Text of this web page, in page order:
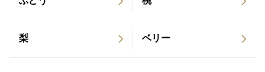
り、カビ)が発た場合は周りに移りますので、すぐに取
【お届け】 ：１月下旬以降の発送（収穫の都合で発送
梨 ベリー